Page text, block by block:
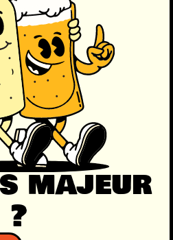
Papyllon.
majeur
?